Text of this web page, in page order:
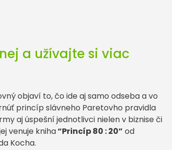
a užívajte si viac
objaví to, čo ide aj samo odseba a vo
princíp slávneho Paretovho pravidla
aj úspešní jednotlivci nielen v biznise či
venuje kniha“Princíp 80 : 20” od
Kocha.